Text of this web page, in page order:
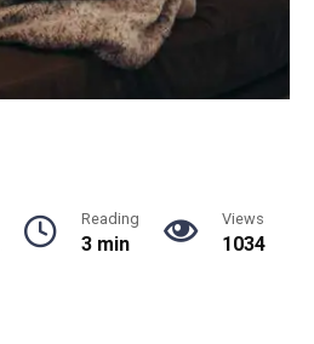
Reading
3 min
Views
1034